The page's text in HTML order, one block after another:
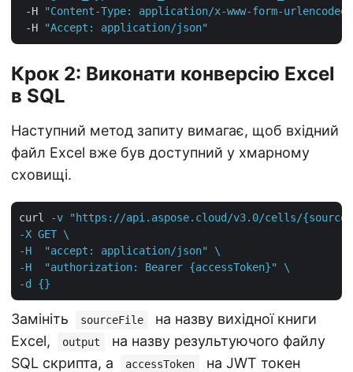
-H
"Content-Type: application/x-www-form-urlencoded"
-H
"Accept: application/json"
Крок 2: Виконати конверсію Excel
в SQL
Наступний метод запиту вимагає, щоб вхідний
файл Excel вже був доступний у хмарному
сховищі.
curl
-v "https://api.aspose.cloud/v3.0/cells/
-X GET \
-H  "accept: application/json" \
-H  "authorization: Bearer {accessToken}" \
-d {}
Замініть sourceFile
на назву вихідної книги
Excel,
output
на назву результуючого файлу
SQL скрипта, а
accessToken
на JWT токен